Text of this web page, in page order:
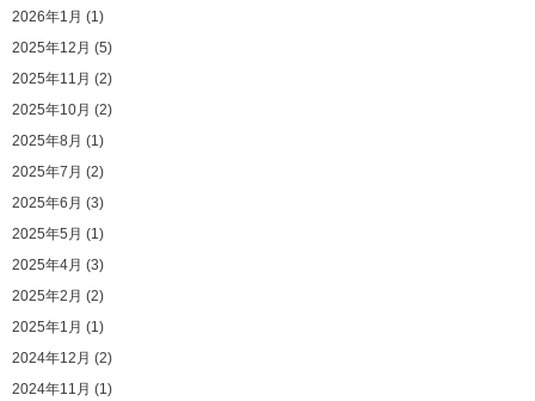
2026年1月 (1)
2025年12月 (5)
2025年11月 (2)
2025年10月 (2)
2025年8月 (1)
2025年7月 (2)
2025年6月 (3)
2025年5月 (1)
2025年4月 (3)
2025年2月 (2)
2025年1月 (1)
2024年12月 (2)
2024年11月 (1)